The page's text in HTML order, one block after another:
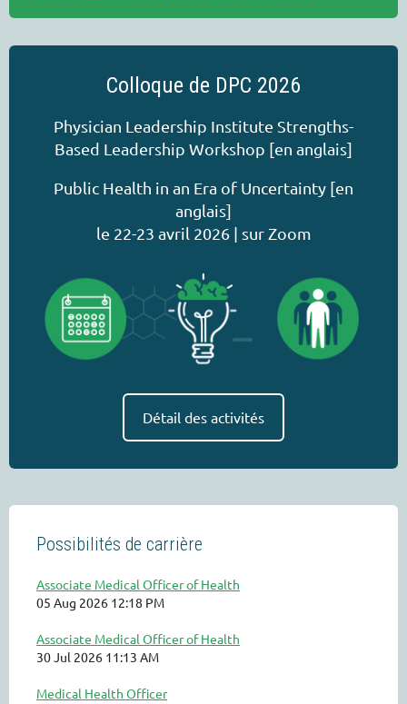
Colloque de DPC 2026
Physician Leadership Institute Strengths-
Based Leadership Workshop [en anglais]
Public Health in an Era of Uncertainty [en
anglais]
le 22-23 avril 2026 | sur Zoom
Détail des activités
Possibilités de carrière
Associate Medical Officer of Health
05 Aug 2026 12:18 PM
Associate Medical Officer of Health
30 Jul 2026 11:13 AM
Medical Health Officer